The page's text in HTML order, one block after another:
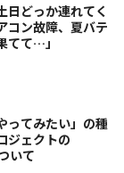
日どっか連れてく
コン故障、夏バテ
てて…」
ってみたい」の種
ジェクトの
いて